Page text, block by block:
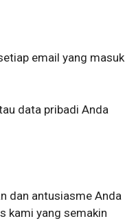
email yang masuk
data pribadi Anda
dan antusiasme Anda
kami yang semakin